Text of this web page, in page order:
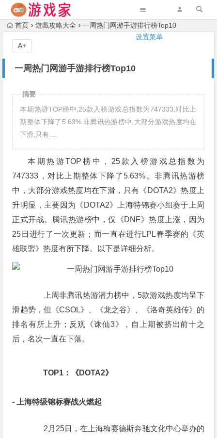
设置菜单
首页 遊戲攻略大全 一周热门网游手游排行榜Top10
一周热门网游手游排行榜Top10
A+
摘要
本期热游TOP榜中,25款入榜游戏总指数为747333,对比上
期整体下降了5.63%.非腾讯热游榜中,大部分游戏热度均在
下滑,只有…
本期热游TOP榜中，25款入榜游戏总指数为
747333，对比上期整体下降了5.63%。非腾讯热游榜
中，大部分游戏热度均在下滑，只有《 DOTA2》热度上
升明显，主要因为《 DOTA2》上海特锦赛小组赛于上周
正式开战。腾讯热游榜中，仅《DNF》热度上涨，因为
25日进行了一次更新；而一直在进行LPL春季赛的《英
雄联盟》热度有所下降。以下是详细分析。
上周非腾讯热游潜力榜中，5款游戏热度均呈下
滑趋势，但《CSOL》、《龙之谷》、《洛奇英雄传》的
排名有所上升；反观《诛仙3》，自上期被挤出前十之
后，名次一直在下落。
TOP1：《DOTA2》
- 上海特级锦标赛战火燃起
2月25日，在上海梅赛德斯奔驰文化中心举办的